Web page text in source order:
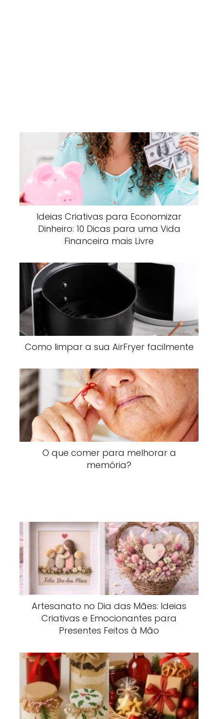
Ideias Criativas para Economizar
Dinheiro: 10 Dicas para uma Vida
Financeira mais Livre
Como limpar a sua AirFryer facilmente
O que comer para melhorar a
memória?
Artesanato no Dia das Mães: Ideias
Criativas e Emocionantes para
Presentes Feitos à Mão